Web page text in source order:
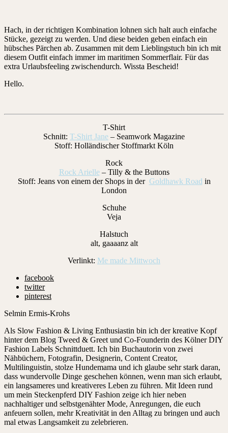
Hach, in der richtigen Kombination lohnen sich halt auch einfache
Stücke, gezeigt zu werden. Und diese beiden geben einfach ein
hübsches Pärchen ab. Zusammen mit dem Lieblingstuch bin ich mit
diesem Outfit einfach immer im maritimen Sommerflair. Für das
extra Urlaubsfeeling zwischendurch. Wissta Bescheid!
Hello.
T-Shirt
Schnitt: T-Shirt Jane – Seamwork Magazine
Stoff: Holländischer Stoffmarkt Köln
Rock
Rock Arielle– Tilly & the Buttons
Stoff: Jeans von einem der Shops in der Goldhawk Road in
London
Schuhe
Veja
Halstuch
alt, gaaaanz alt
Verlinkt: Me made Mittwoch
facebook
twitter
pinterest
Selmin Ermis-Krohs
Als Slow Fashion & Living Enthusiastin bin ich der kreative Kopf
hinter dem Blog Tweed & Greet und Co-Founderin des Kölner DIY
Fashion Labels Schnittduett. Ich bin Buchautorin von zwei
Nähbüchern, Fotografin, Designerin, Content Creator,
Multilinguistin, stolze Hundemama und ich glaube sehr stark daran,
dass wundervolle Dinge geschehen können, wenn man sich erlaubt,
ein langsameres und kreativeres Leben zu führen. Mit Ideen rund
um mein Steckenpferd DIY Fashion zeige ich hier neben
nachhaltiger und selbstgenähter Mode, Anregungen, die euch
anfeuern sollen, mehr Kreativität in den Alltag zu bringen und auch
mal etwas Langsamkeit zu zelebrieren.